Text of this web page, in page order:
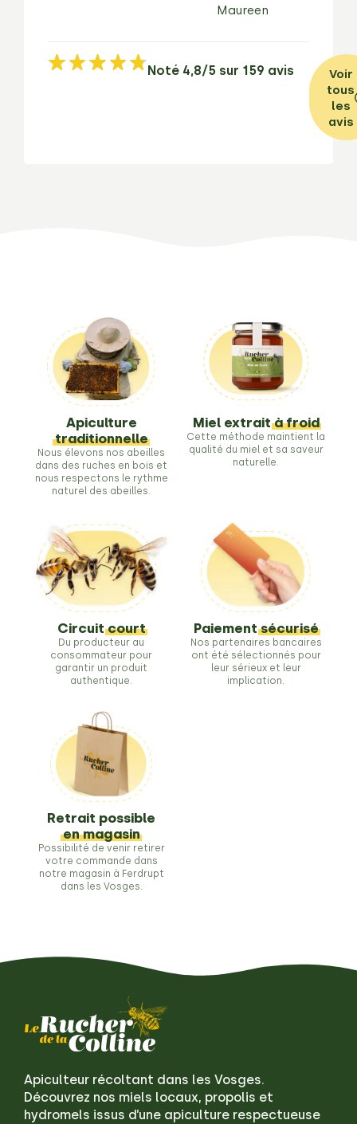
Maureen
Noté 4,8/5 sur 159 avis
Voir
tous
les
avis
Apiculture
traditionnelle
Nous élevons nos abeilles
dans des ruches en bois et
nous respectons le rythme
naturel des abeilles.
Miel extraità froid
Cette méthode maintient la
qualité du miel et sa saveur
naturelle.
Circuitcourt
Du producteur au
consommateur pour
garantir un produit
authentique.
Paiementsécurisé
Nos partenaires bancaires
ont été sélectionnés pour
leur sérieux et leur
implication.
Retrait possible
en magasin
Possibilité de venir retirer
votre commande dans
notre magasin à Ferdrupt
dans les Vosges.
Apiculteur récoltant dans les Vosges.
Découvrez nos miels locaux, propolis et
hydromels issus d’une apiculture respectueuse